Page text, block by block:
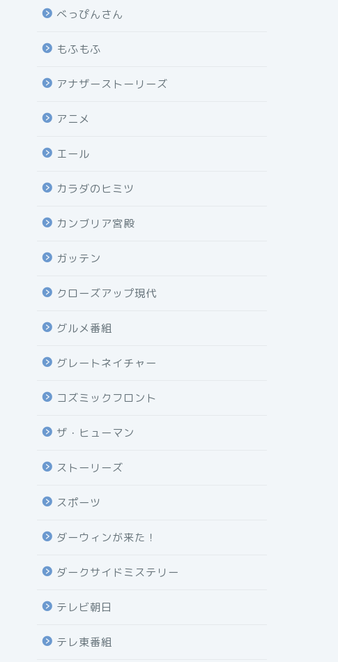
べっぴんさん
もふもふ
アナザーストーリーズ
アニメ
エール
カラダのヒミツ
カンブリア宮殿
ガッテン
クローズアップ現代
グルメ番組
グレートネイチャー
コズミックフロント
ザ・ヒューマン
ストーリーズ
スポーツ
ダーウィンが来た！
ダークサイドミステリー
テレビ朝日
テレ東番組